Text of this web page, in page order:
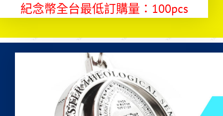
紀念幣全台最低訂購量：100pcs